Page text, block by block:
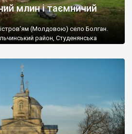
млин і таємничий
(Молдовою) село Болган.
район, Студенянська
кам’яними хрестами. Всі епітафії, які
церковнослов’янською
ознаками – цвинтар
19 століттям. У 1924-1940